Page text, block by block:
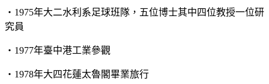
・ 1975年大二水利系足球班隊，五位博士其中四位教授一位研
究員
・ 1977年臺中港工業參觀
・ 1978年大四花蓮太魯閣畢業旅行